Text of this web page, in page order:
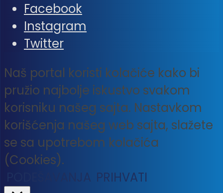
Facebook
Instagram
Twitter
Naš portal koristi kolačiće kako bi
pružio najbolje iskustvo svakom
korisniku našeg sajta. Nastavkom
korišćenja našeg web sajta, slažete
se sa upotrebom kolačića
(Cookies).
PODEŠAVANJA PRIHVATI